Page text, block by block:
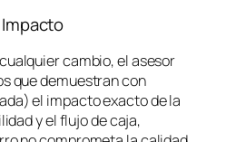
cambio, el asesor
que demuestran con
el impacto exacto de la
y el flujo de caja,